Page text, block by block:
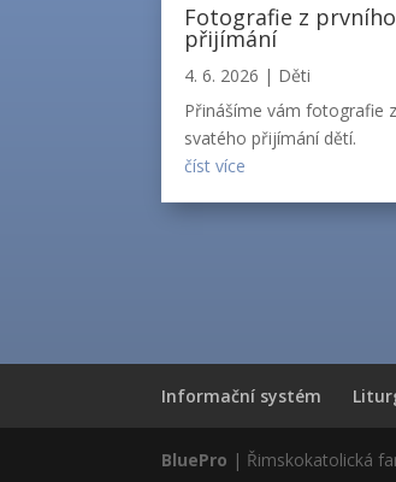
Fotografie z
přijímání
4. 6. 2026 | Děti
Přinášíme vám fotografie
svatého přijímání dětí.
číst více
Informační systém
BluePro | Řimskokatolická